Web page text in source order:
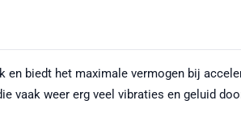
en biedt het maximale vermogen bij
vaak weer erg veel vibraties en geluid